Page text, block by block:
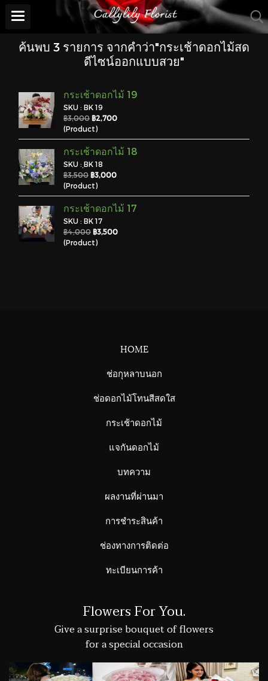
ค้นพบ 3 รายการ จากคำว่า"กระเช้าดอกไม้สด
ดีไซน์ออกแบบสวย"
กระเช้าดอกไม้ 19
SKU : BK 19
฿3,000 ฿2,700
(Product)
กระเช้าดอกไม้ 18
SKU : ฺBK 18
฿3,500 ฿3,000
(Product)
กระเช้าดอกไม้ 17
SKU : BK 17
฿4,000 ฿3,500
(Product)
HOME
ช่อกุหลาบนอก
ช่อดอกไม้โทนสีสดใส
กระเช้าดอกไม้
แจกันดอกไม้
บทความ
ผลงานที่ผ่านมา
การชำระสินค้า
ช่องทางการติดต่อ
ทะเบียนการค้า
Flowers For You.
Give a surprise bouquet of flowers
for a special occasion